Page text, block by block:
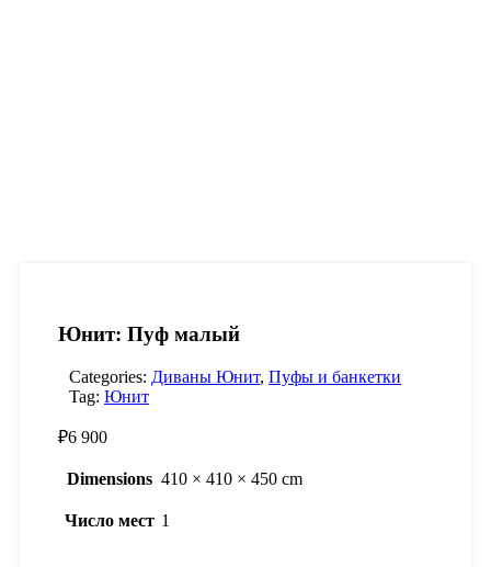
Юнит: Пуф малый
Categories: Диваны Юнит, Пуфы и банкетки
Tag: Юнит
₽6 900
Dimensions 410 × 410 × 450 cm
Число мест 1